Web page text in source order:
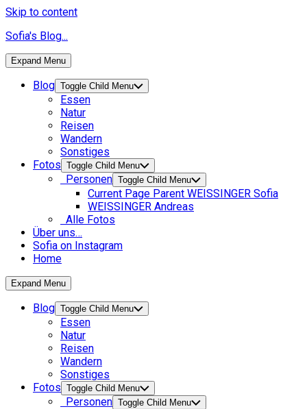
Skip to content
Sofia's Blog...
Expand Menu
Blog Toggle Child Menu
Essen
Natur
Reisen
Wandern
Sonstiges
Fotos Toggle Child Menu
Personen Toggle Child Menu
Current Page Parent WEISSINGER Sofia
WEISSINGER Andreas
Alle Fotos
Über uns…
Sofia on Instagram
Home
Expand Menu
Blog Toggle Child Menu
Essen
Natur
Reisen
Wandern
Sonstiges
Fotos Toggle Child Menu
Personen Toggle Child Menu